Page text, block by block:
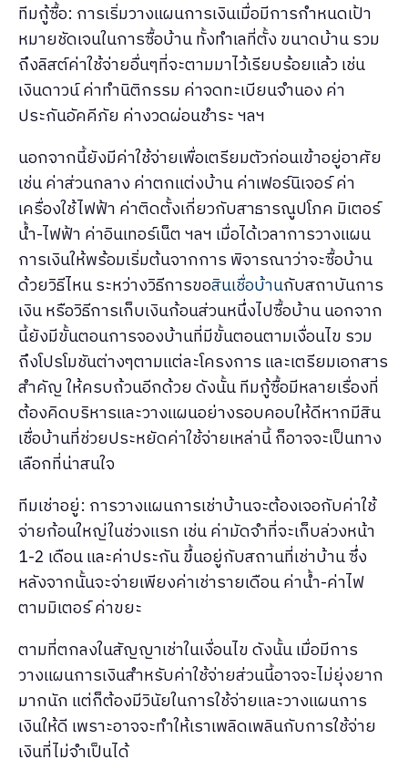
ทีมกู้ซื้อ: การเริ่มวางแผนการเงินเมื่อมีการกำหนดเป้า
หมายชัดเจนในการซื้อบ้าน ทั้งทำเลที่ตั้ง ขนาดบ้าน รวม
ถึงลิสต์ค่าใช้จ่ายอื่นๆที่จะตามมาไว้เรียบร้อยแล้ว เช่น
เงินดาวน์ ค่าทำนิติกรรม ค่าจดทะเบียนจำนอง ค่า
ประกันอัคคีภัย ค่างวดผ่อนชำระ ฯลฯ
นอกจากนี้ยังมีค่าใช้จ่ายเพื่อเตรียมตัวก่อนเข้าอยู่อาศัย
เช่น ค่าส่วนกลาง ค่าตกแต่งบ้าน ค่าเฟอร์นิเจอร์ ค่า
เครื่องใช้ไฟฟ้า ค่าติดตั้งเกี่ยวกับสาธารณูปโภค มิเตอร์
น้ำ-ไฟฟ้า ค่าอินเทอร์เน็ต ฯลฯ เมื่อได้เวลาการวางแผน
การเงินให้พร้อมเริ่มต้นจากการ พิจารณาว่าจะซื้อบ้าน
ด้วยวิธีไหน ระหว่างวิธีการขอสินเชื่อบ้านกับสถาบันการ
เงิน หรือวิธีการเก็บเงินก้อนส่วนหนึ่งไปซื้อบ้าน นอกจาก
นี้ยังมีขั้นตอนการจองบ้านที่มีขั้นตอนตามเงื่อนไข รวม
ถึงโปรโมชันต่างๆตามแต่ละโครงการ และเตรียมเอกสาร
สำคัญ ให้ครบถ้วนอีกด้วย ดังนั้น ทีมกู้ซื้อมีหลายเรื่องที่
ต้องคิดบริหารและวางแผนอย่างรอบคอบให้ดีหากมีสิน
เชื่อบ้านที่ช่วยประหยัดค่าใช้จ่ายเหล่านี้ ก็อาจจะเป็นทาง
เลือกที่น่าสนใจ
ทีมเช่าอยู่: การวางแผนการเช่าบ้านจะต้องเจอกับค่าใช้
จ่ายก้อนใหญ่ในช่วงแรก เช่น ค่ามัดจำที่จะเก็บล่วงหน้า
1-2 เดือน และค่าประกัน ขึ้นอยู่กับสถานที่เช่าบ้าน ซึ่ง
หลังจากนั้นจะจ่ายเพียงค่าเช่ารายเดือน ค่าน้ำ-ค่าไฟ
ตามมิเตอร์ ค่าขยะ
ตามที่ตกลงในสัญญาเช่าในเงื่อนไข ดังนั้น เมื่อมีการ
วางแผนการเงินสำหรับค่าใช้จ่ายส่วนนี้อาจจะไม่ยุ่งยาก
มากนัก แต่ก็ต้องมีวินัยในการใช้จ่ายและวางแผนการ
เงินให้ดี เพราะอาจจะทำให้เราเพลิดเพลินกับการใช้จ่าย
เงินที่ไม่จำเป็นได้